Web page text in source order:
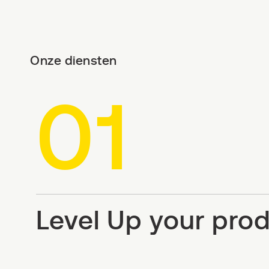
Onze diensten
01
Level Up your